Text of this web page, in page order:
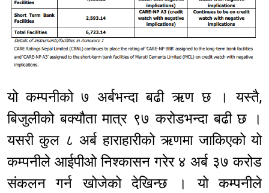
यो कम्पनीको ७ अर्बभन्दा बढी ऋण छ । यस्तै,
बिजुलीको बक्यौता मात्र ९७ करोडभन्दा बढी छ ।
यसरी कुल ८ अर्ब हाराहारीको ऋणमा जाकिएको यो
कम्पनीले आईपीओ निश्कासन गरेर ४ अर्ब ३७ करोड
संकलन गर्न खोजेको देखिन्छ । यो कम्पनीले